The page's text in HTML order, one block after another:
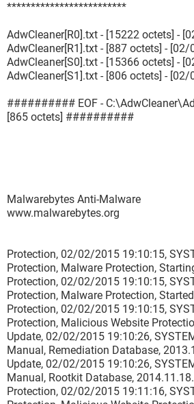
*************************
AdwCleaner[R0].txt - [15222 octets] -
AdwCleaner[R1].txt - [887 octets] -
AdwCleaner[S0].txt - [15366 octets] -
AdwCleaner[S1].txt - [806 octets] -
########## EOF -
[865 octets] ##########
Malwarebytes Anti-Malware
www.malwarebytes.org
Protection, 02/02/2015 19:10:15,
Protection, Malware Protection,
Protection, 02/02/2015 19:10:15,
Protection, Malware Protection,
Protection, 02/02/2015 19:10:15,
Protection, Malicious Website
Update, 02/02/2015 19:10:26,
Manual, Remediation Database,
Update, 02/02/2015 19:10:26,
Manual, Rootkit Database,
Protection, 02/02/2015 19:11:16,